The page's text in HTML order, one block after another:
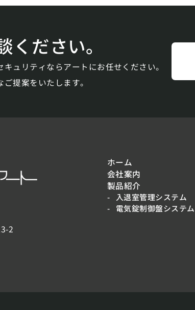
ください。
ュリティならアートにお任せください。
提案をいたします。
2
ホーム
会社案内
製品紹介
入退室管理システム
電気錠制御盤システム